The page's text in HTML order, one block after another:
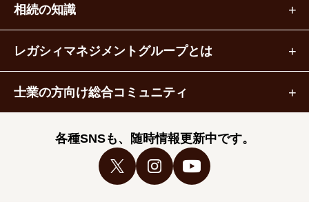
相続の知識
レガシィマネジメントグループとは
士業の方向け総合コミュニティ
各種SNSも、随時情報更新中です。